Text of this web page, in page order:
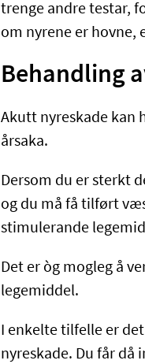
trenge andre testar,
om nyrene er hovne,
Behandling
Akutt nyreskade kan
årsaka.
Dersom du er sterkt
og du må få tilført
stimulerande
Det er òg mogleg å
legemiddel.
I enkelte tilfelle er
nyreskade. Du får